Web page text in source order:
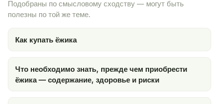
Подобраны по смысловому сходству — могут быть
полезны по той же теме.
Как купать ёжика
Что необходимо знать, прежде чем приобрести
ёжика — содержание, здоровье и риски